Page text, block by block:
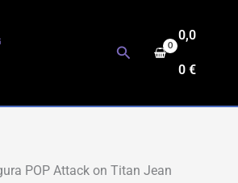
Buscar
0,0
0€
POP Attack on Titan Jean